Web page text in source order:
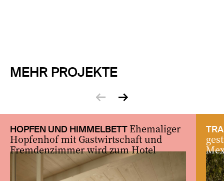
MEHR PROJEKTE
zurück
vor
HOPFEN UND HIMMELBETT Ehemaliger
Hopfenhof mit Gastwirtschaft und
Fremdenzimmer wird zum Hotel